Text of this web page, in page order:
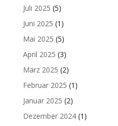
Juli 2025 (5)
Juni 2025 (1)
Mai 2025 (5)
April 2025 (3)
März 2025 (2)
Februar 2025 (1)
Januar 2025 (2)
Dezember 2024(1)